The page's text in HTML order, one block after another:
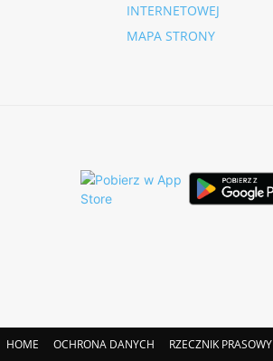
INTERNETOWEJ
MAPA STRONY
HOME OCHRONA DANYCH RZECZNIK PRASOWY